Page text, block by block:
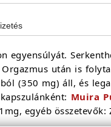
egyensúlyát.
után is
(350 mg) áll, és
Muira
egyéb összetevők: